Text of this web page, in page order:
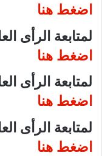
اضغط هنا
لمتابعة الرأى
اضغط هنا
لمتابعة الرأى
اضغط هنا
لمتابعة الرأى
اضغط هنا